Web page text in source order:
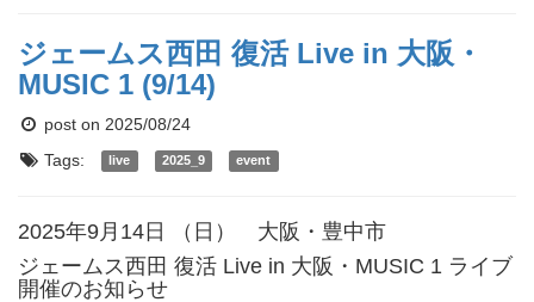
ジェームス西田 復活 Live in 大阪・
MUSIC 1 (9/14)
post on 2025/08/24
Tags:
live 2025_9 event
2025年9月14日 （日） 大阪・豊中市
ジェームス西田 復活 Live in 大阪・MUSIC 1 ライブ
開催のお知らせ